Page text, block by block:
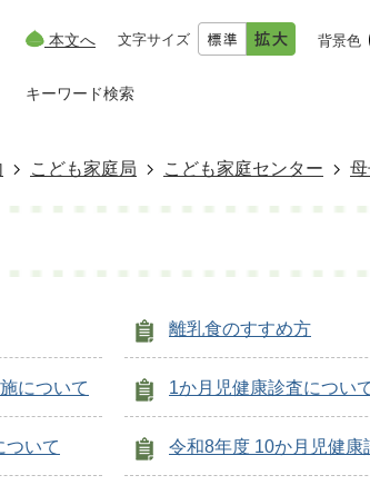
本文へ 文字サイズ 背景色
キーワード検索
こども家庭局 こども家庭センター
離乳食のすすめ方
について 1か月児健康診査につい
ついて 令和8年度 10か月児健康